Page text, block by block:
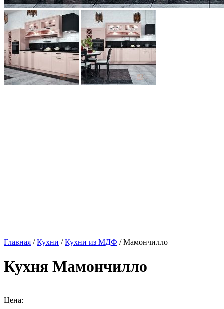
Главная /Кухни /Кухни из МДФ / Мамончилло
Кухня Мамончилло
Цена: